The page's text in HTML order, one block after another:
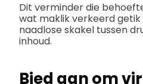
Dit verminder die
wat maklik verkeerd
naadlose skakel tussen
inhoud.
Bied aan om